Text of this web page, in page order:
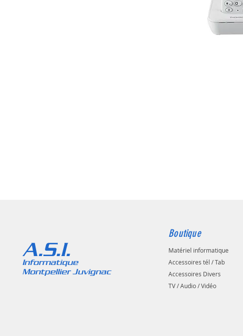
Informatique
Montpellier Juvignac
A.S.I.
Boutique
Matériel informatique
Accessoires tél / Tab
Accessoires Divers
TV / Audio / Vidéo